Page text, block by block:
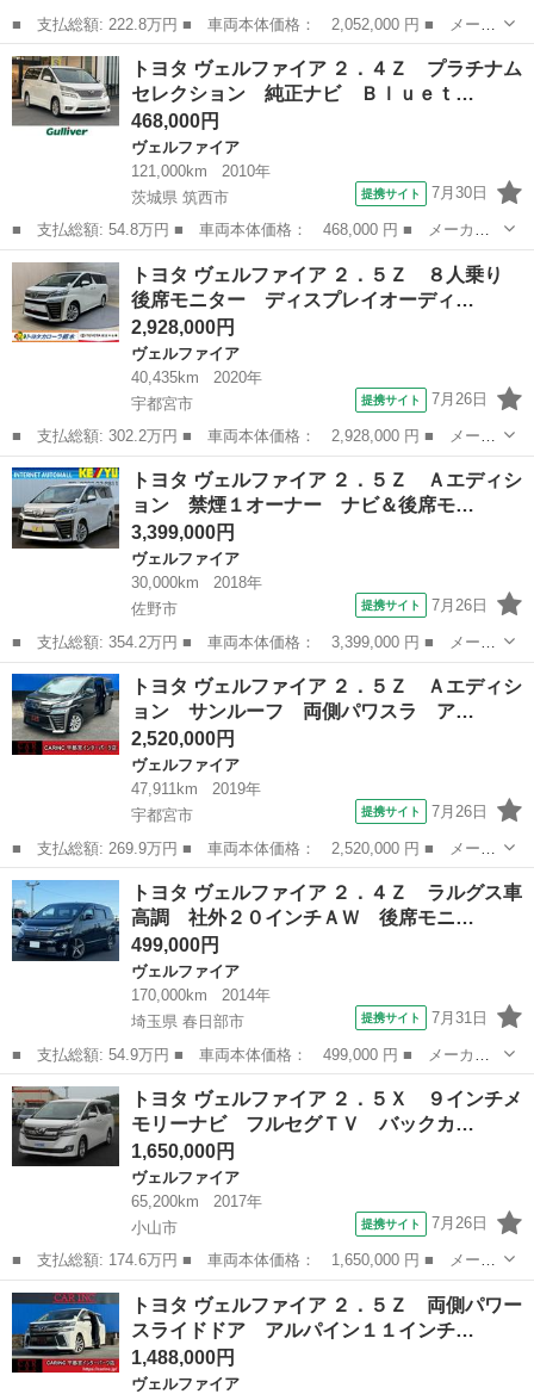
■ 支払総額: 222.8万円 ■ 車両本体価格： 2,052,000 円 ■ メーカ
ー名： トヨタ ■ 車種名： ヴェルファイア ■ グレード名：
２．５Ｚ サンルーフ 両側パワースライドドア アダプティブクル
ーズコント...
栃木 宇都宮市 ヴェルファイア
トヨタ ヴェルファイア ２．４Ｚ プラチナム
セレクション 純正ナビ Ｂｌｕｅｔ…
468,000円
ヴェルファイア
121,000km
2010年
茨城県 筑西市
提携サイト 7月30日
■ 支払総額: 54.8万円 ■ 車両本体価格： 468,000 円 ■ メーカー
名： トヨタ ■ 車種名： ヴェルファイア ■ グレード名： ２．
４Ｚ プラチナムセレクション 純正ナビ Ｂｌｕｅｔｏｏｔｈ 地
デジＴＶ バ...
茨城 筑西市 ヴェルファイア
トヨタ ヴェルファイア ２．５Ｚ ８人乗り
後席モニター ディスプレイオーディ…
2,928,000円
ヴェルファイア
40,435km
2020年
宇都宮市
提携サイト 7月26日
■ 支払総額: 302.2万円 ■ 車両本体価格： 2,928,000 円 ■ メーカ
ー名： トヨタ ■ 車種名： ヴェルファイア ■ グレード名：
２．５Ｚ ８人乗り 後席モニター ディスプレイオーディオ ＣＤ
／ＤＶＤ再...
栃木 宇都宮市 ヴェルファイア
トヨタ ヴェルファイア ２．５Ｚ Ａエディシ
ョン 禁煙１オーナー ナビ＆後席モ…
3,399,000円
ヴェルファイア
30,000km
2018年
佐野市
提携サイト 7月26日
■ 支払総額: 354.2万円 ■ 車両本体価格： 3,399,000 円 ■ メーカ
ー名： トヨタ ■ 車種名： ヴェルファイア ■ グレード名：
２．５Ｚ Ａエディション 禁煙１オーナー ナビ＆後席モニター
７人 衝突...
栃木 佐野市 ヴェルファイア
トヨタ ヴェルファイア ２．５Ｚ Ａエディシ
ョン サンルーフ 両側パワスラ ア…
2,520,000円
ヴェルファイア
47,911km
2019年
宇都宮市
提携サイト 7月26日
■ 支払総額: 269.9万円 ■ 車両本体価格： 2,520,000 円 ■ メーカ
ー名： トヨタ ■ 車種名： ヴェルファイア ■ グレード名：
２．５Ｚ Ａエディション サンルーフ 両側パワスラ アルパイン
１１インチ...
栃木 宇都宮市 ヴェルファイア
トヨタ ヴェルファイア ２．４Ｚ ラルグス車
高調 社外２０インチＡＷ 後席モニ…
499,000円
ヴェルファイア
170,000km
2014年
埼玉県 春日部市
提携サイト 7月31日
■ 支払総額: 54.9万円 ■ 車両本体価格： 499,000 円 ■ メーカー
名： トヨタ ■ 車種名： ヴェルファイア ■ グレード名： ２．
４Ｚ ラルグス車高調 社外２０インチＡＷ 後席モニター ８イン
チナビ Ｂカ...
埼玉 春日部市 ヴェルファイア
トヨタ ヴェルファイア ２．５Ｘ ９インチメ
モリーナビ フルセグＴＶ バックカ…
1,650,000円
ヴェルファイア
65,200km
2017年
小山市
提携サイト 7月26日
■ 支払総額: 174.6万円 ■ 車両本体価格： 1,650,000 円 ■ メーカ
ー名： トヨタ ■ 車種名： ヴェルファイア ■ グレード名：
２．５Ｘ ９インチメモリーナビ フルセグＴＶ バックカメラ ス
マートキー...
栃木 小山市 ヴェルファイア
トヨタ ヴェルファイア ２．５Ｚ 両側パワー
スライドドア アルパイン１１インチ…
1,488,000円
ヴェルファイア